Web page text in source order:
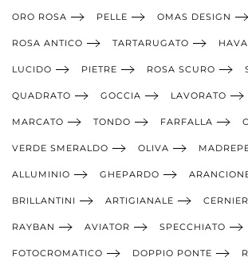
ORO ROSA PELLE OMAS DESIGN
ROSA ANTICO TARTARUGATO
LUCIDO PIETRE ROSA SCURO
QUADRATO GOCCIA LAVORATO
MARCATO TONDO FARFALLA
VERDE SMERALDO OLIVA
ALLUMINIO GHEPARDO
BRILLANTINI ARTIGIANALE
RAYBAN AVIATOR SPECCHIATO
FOTOCROMATICO DOPPIO PONTE